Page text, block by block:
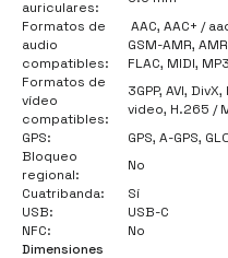
auriculares:
Formatos de
audio
compatibles:
AAC, AAC+ /
GSM-AMR,
FLAC, MIDI,
Formatos de
vídeo
compatibles:
3GPP, AVI,
video, H.265 /
GPS:
GPS, A-GPS,
Bloqueo
regional:
No
Cuatribanda:
Sí
USB:
USB-C
NFC:
No
Dimensiones